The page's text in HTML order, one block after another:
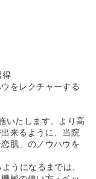
す。昇進と成果
万円〜800万円
な環境です。
》
す！ハイフ・ダ
、美容医療を通
サポートしてい
音波を用いた施術
チできなかった
、たるみのもと
となる筋膜層か
・小じわなどの
得
をレクチャーする
いたします。より高
来るように、当院
肌」のノウハウを
うになるまでは、